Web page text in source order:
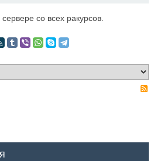
со всех ракурсов.